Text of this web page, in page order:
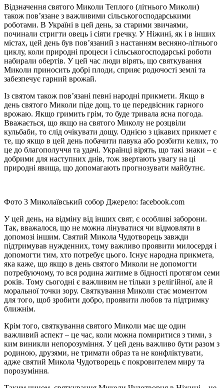
Відзначення святого Миколи Теплого (літнього Миколи)
також пов’язане з важливими сільськогосподарськими
роботами. В Україні в цей день, за старими звичаями,
починали стригти овець і сіяти гречку. У Ніжині, як і в інших
містах, цей день був пов’язаний з настанням весняно-літнього
циклу, коли природні процеси і сільськогосподарські роботи
набирали обертів. У цей час люди вірять, що святкування
Миколи приносить добрі плоди, сприяє родючості землі та
забезпечує гарний врожай.
Із святом також пов’язані певні народні прикмети. Якщо в
день святого Миколи піде дощ, то це передвісник гарного
врожаю. Якщо гримить грім, то буде тривала ясна погода.
Вважається, що якщо на святого Миколу не розцвіли
кульбаби, то слід очікувати дощу. Однією з цікавих прикмет є
те, що якщо в цей день побачити павука або розбити келих, то
це до благополуччя та удачі. Українці вірять, що такі знаки – є
добрими для наступних днів, тож звертають увагу на ці
природні явища, що допомагають прогнозувати майбутнє.
Фото 3 Миколаївський собор Джерело: facebook.com
У цей день, на відміну від інших свят, є особливі заборони.
Так, вважалося, що не можна лінуватися чи відмовляти в
допомозі іншим. Святий Микола Чудотворець завжди
підтримував нужденних, тому важливо проявити милосердя і
допомогти тим, хто потребує цього. Існує народна прикмета,
яка каже, що якщо в день святого Миколи не допомогти
потребуючому, то вся родина житиме в бідності протягом семи
років. Тому сьогодні є важливим не тільки з релігійної, але й
моральної точки зору. Святкування Миколи стає моментом
для того, щоб зробити добро, проявити любов та підтримку
ближнім.
Крім того, святкування святого Миколи має ще один
важливий аспект – це час, коли можна помиритися з тими, з
ким виникли непорозуміння. У цей день важливо бути разом з
родиною, друзями, не тримати образ та не конфліктувати,
адже святий Микола Чудотворець є покровителем миру та
порозуміння.